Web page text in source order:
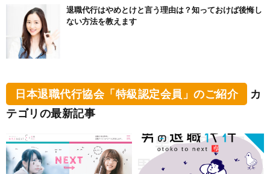
退職代行はやめとけと言う理由は？知っておけば後悔し
ない方法を教えます
日本退職代行協会「特級認定会員」のご紹介
カ
テゴリの最新記事